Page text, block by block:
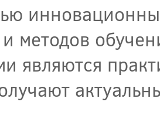
методов
являются